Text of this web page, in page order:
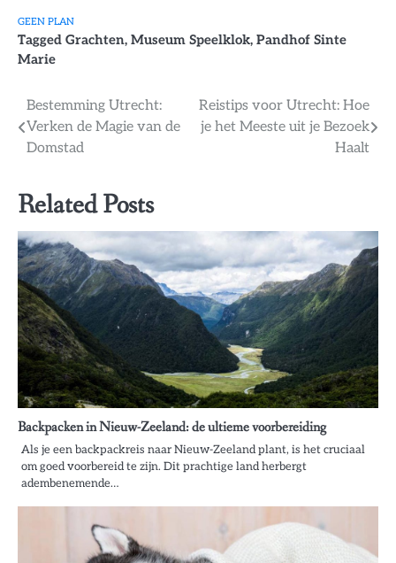
GEEN PLAN
Tagged Grachten, Museum Speelklok, Pandhof Sinte
Marie
Bericht
navigatie
Bestemming Utrecht:
Verken de Magie van de
Domstad
Reistips voor Utrecht: Hoe
je het Meeste uit je Bezoek
Haalt
Related Posts
Backpacken in Nieuw-Zeeland: de ultieme voorbereiding
Als je een backpackreis naar Nieuw-Zeeland plant, is het cruciaal
om goed voorbereid te zijn. Dit prachtige land herbergt
adembenemende…